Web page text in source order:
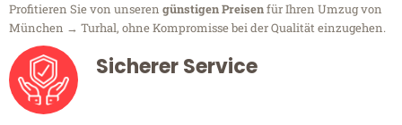
Profitieren Sie von unseren günstigen Preisenfür Ihren Umzug von
München → Turhal, ohne Kompromisse bei der Qualität einzugehen.
Sicherer Service